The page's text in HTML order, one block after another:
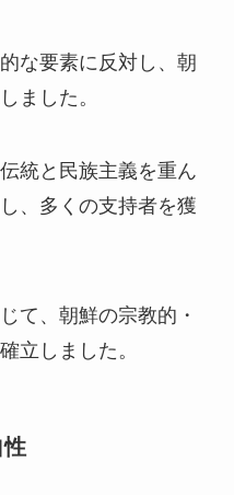
な要素に反対し、朝
ました。
統と民族主義を重ん
、多くの支持者を獲
て、朝鮮の宗教的・
立しました。
性